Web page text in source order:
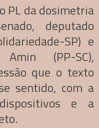
PL da dosimetria
deputado
SP) e
(PP-SC),
que o texto
sentido, com a
e a